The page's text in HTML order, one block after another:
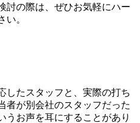
討の際は、ぜひお気軽にハー
い。
したスタッフと、実際の打ち
者が別会社のスタッフだった
うお声を耳にすることがあり